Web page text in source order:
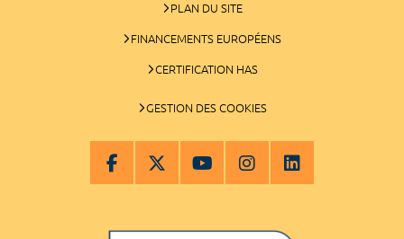
PLAN DU SITE
FINANCEMENTS EUROPÉENS
CERTIFICATION HAS
GESTION DES COOKIES